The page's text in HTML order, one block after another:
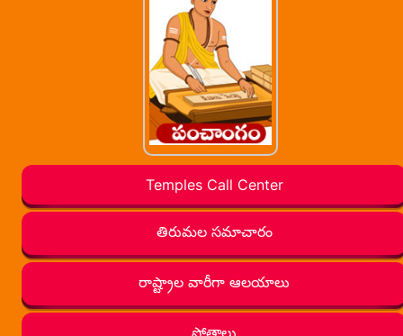
Temples Call Center
తిరుమల సమాచారం
రాష్ట్రాల వారీగా ఆలయాలు
స్తోత్రాలు